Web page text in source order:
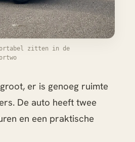
zitten in de
er is genoeg ruimte
De auto heeft twee
en een praktische